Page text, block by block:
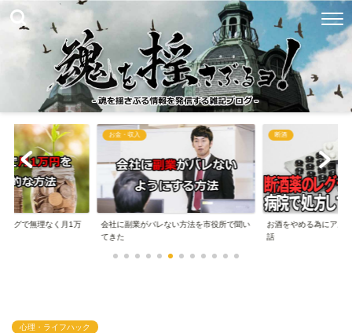
ログで無理なく月1万
お金・収入
会社に副業がバレない方法を市役所で聞い
てきた
断酒
お酒をやめる為にアル
話
心理・ライフハック